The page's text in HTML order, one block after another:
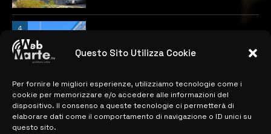
Questo Sito Utilizza Cookie
Per fornire le migliori esperienze, utilizziamo tecnologie come i
cookie per memorizzare e/o accedere alle informazioni del
dispositivo. Il consenso a queste tecnologie ci permetterà di
elaborare dati come il comportamento di navigazione o ID unici su
questo sito.
4
previste
MAPPA DEL SITO